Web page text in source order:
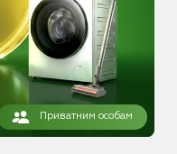
Приватним особам